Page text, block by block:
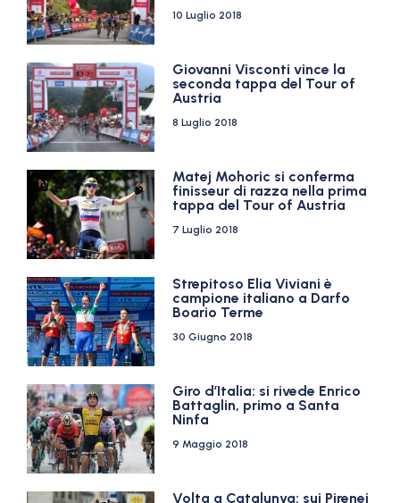
10 Luglio 2018
Giovanni Visconti vince la
seconda tappa del Tour of
Austria
8 Luglio 2018
Matej Mohoric si conferma
finisseur di razza nella prima
tappa del Tour of Austria
7 Luglio 2018
Strepitoso Elia Viviani è
campione italiano a Darfo
Boario Terme
30 Giugno 2018
Giro d’Italia: si rivede Enrico
Battaglin, primo a Santa
Ninfa
9 Maggio 2018
Volta a Catalunya: sui Pirenei